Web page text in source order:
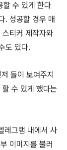
할 수 있게 한다
. 성공할 경우 매
티커 제작자와
도 있다.
들이 보여주지
수 있게 했다는
레그램 내에서 사
이미지를 불러